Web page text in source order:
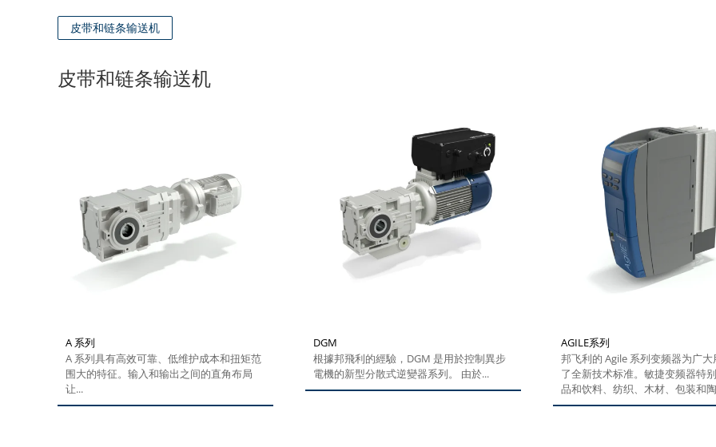
皮带和链条输送机
皮带和链条输送机
A 系列
A 系列具有高效可靠、低维护成本和扭矩范
围大的特征。输入和输出之间的直角布局
让...
DGM
根據邦飛利的經驗，DGM 是用於控制異步
電機的新型分散式逆變器系列。 由於...
AGILE系列
邦飞利的 Agile 系列变频器为广
了全新技术标准。敏捷变频器特
品和饮料、纺织、木材、包装和
可用于不同类型中等复杂程度的